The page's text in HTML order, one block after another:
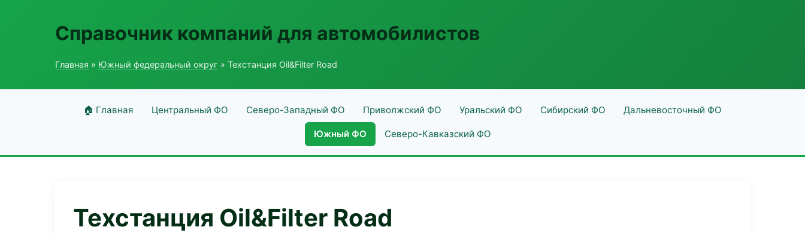
Справочник компаний для автомобилистов
Главная » Южный федеральный округ » Техстанция Oil&Filter Road
🏠 Главная Центральный ФО Северо-Западный ФО Приволжский ФО Уральский ФО Сибирский ФО Дальневосточный ФО
Южный ФО Северо-Кавказский ФО
Техстанция Oil&Filter Road